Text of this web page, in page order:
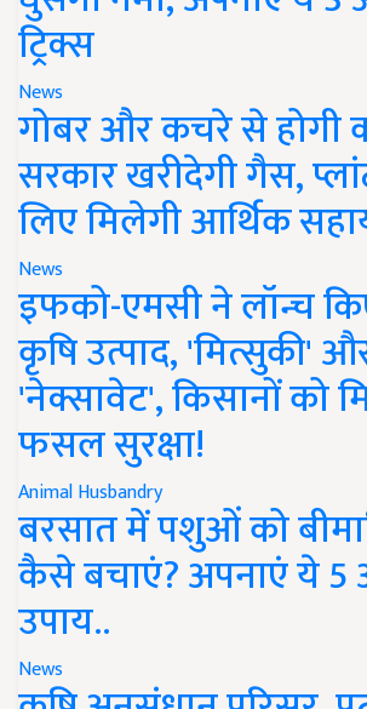
ट्रिक्स
News
गोबर और कचरे से होगी
सरकार खरीदेगी गैस,
लिए मिलेगी आर्थिक
News
इफको-एमसी ने लॉन्च
कृषि उत्पाद, 'मित्सुकी'
'नेक्सावेट', किसानों को
फसल सुरक्षा!
Animal Husbandry
बरसात में पशुओं को
कैसे बचाएं? अपनाएं ये
उपाय..
News